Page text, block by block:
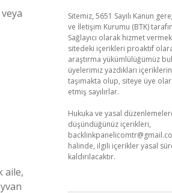
aile,
Sitemiz, 5651 Sayılı Kanun
ve İletişim Kurumu (BTK)
Sağlayıcı olarak hizmet
sitedeki içerikleri proaktif
araştırma yükümlülüğümüz
üyelerimiz yazdıkları
taşımakta olup, siteye üye
etmiş sayılırlar.
Hukuka ve yasal
düşündüğünüz içerikleri,
halinde, ilgili içerikler yasal
kaldırılacaktır.